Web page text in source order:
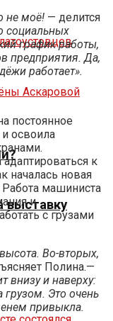
выставку
не моё! — делится
социальных
график работы,
предприятия. Да,
работает».
постоянное
освоила
к
началась новая
Работа машиниста
и
с грузами
Во-вторых,
Полина.—
внизу и наверху:
грузом. Это очень
привыкла.